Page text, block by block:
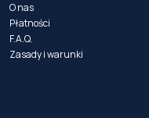
O nas
Płatności
F.A.Q.
Zasady i warunki